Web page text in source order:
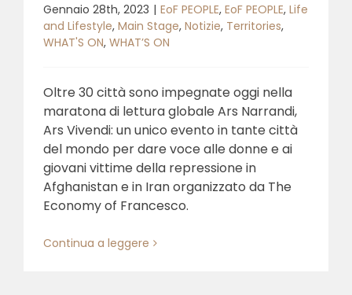
Gennaio 28th, 2023 | EoF PEOPLE, EoF PEOPLE, Life
and Lifestyle, Main Stage, Notizie, Territories,
WHAT'S ON, WHAT’S ON
Oltre 30 città sono impegnate oggi nella
maratona di lettura globale Ars Narrandi,
Ars Vivendi: un unico evento in tante città
del mondo per dare voce alle donne e ai
giovani vittime della repressione in
Afghanistan e in Iran organizzato da The
Economy of Francesco.
Continua a leggere